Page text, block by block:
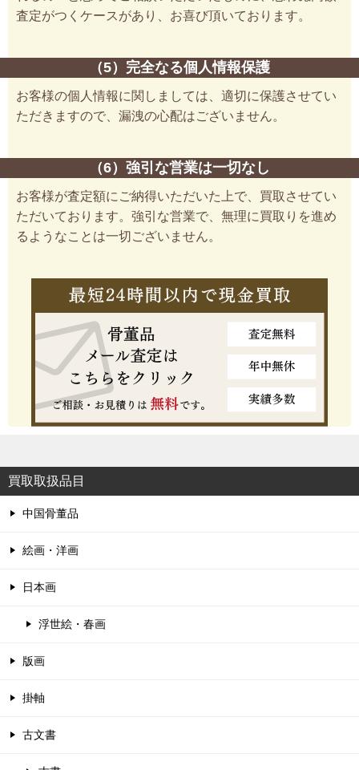
査定がつくケースがあり、お喜び頂いております。
（5）完全なる個人情報保護
お客様の個人情報に関しましては、適切に保護させてい
ただきますので、漏洩の心配はございません。
（6）強引な営業は一切なし
お客様が査定額にご納得いただいた上で、買取させてい
ただいております。強引な営業で、無理に買取りを進め
るようなことは一切ございません。
買取取扱品目
中国骨董品
絵画・洋画
日本画
浮世絵・春画
版画
掛軸
古文書